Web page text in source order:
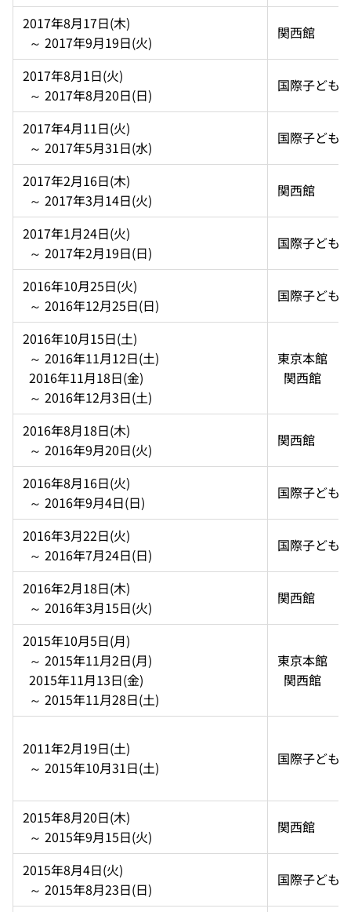
2017年8月17日(木)
  ～ 2017年9月19日(火)
関西館
2017年8月1日(火)
  ～ 2017年8月20日(日)
国際子ども
2017年4月11日(火)
  ～ 2017年5月31日(水)
国際子ども
2017年2月16日(木)
  ～ 2017年3月14日(火)
関西館
2017年1月24日(火)
  ～ 2017年2月19日(日)
国際子ども
2016年10月25日(火)
  ～ 2016年12月25日(日)
国際子ども
2016年10月15日(土)
  ～ 2016年11月12日(土)
  2016年11月18日(金)
  ～ 2016年12月3日(土)
東京本館
  関西館
2016年8月18日(木)
  ～ 2016年9月20日(火)
関西館
2016年8月16日(火)
  ～ 2016年9月4日(日)
国際子ども
2016年3月22日(火)
  ～ 2016年7月24日(日)
国際子ども
2016年2月18日(木)
  ～ 2016年3月15日(火)
関西館
2015年10月5日(月)
  ～ 2015年11月2日(月)
  2015年11月13日(金)
  ～ 2015年11月28日(土)
東京本館
  関西館
2011年2月19日(土)
  ～ 2015年10月31日(土)
国際子ども
2015年8月20日(木)
  ～ 2015年9月15日(火)
関西館
2015年8月4日(火)
  ～ 2015年8月23日(日)
国際子ども